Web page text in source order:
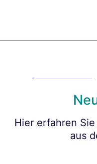
Hier erfahren
aus